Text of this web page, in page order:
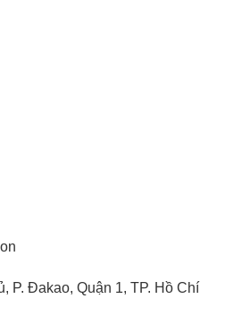
P. Đakao, Quận 1, TP. Hồ Chí